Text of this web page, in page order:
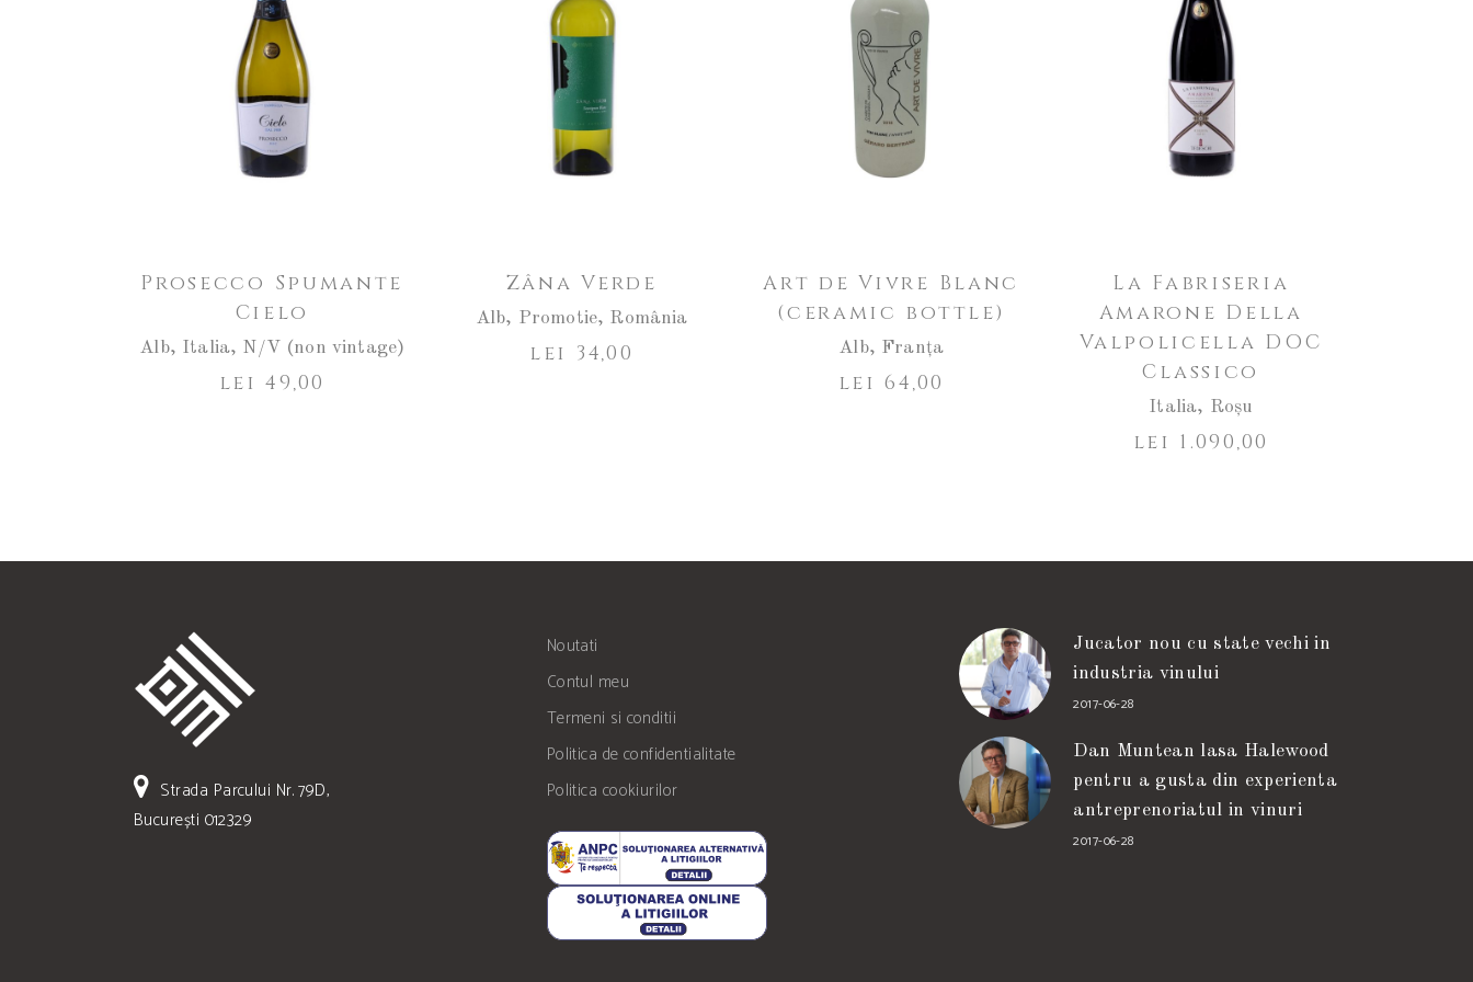
Prosecco Spumante
Cielo
Alb, Italia, N/V (non vintage)
lei 49,00
Zâna Verde
Alb, Promotie, România
lei 34,00
Art de Vivre Blanc
(ceramic bottle)
Alb, Franța
lei 64,00
La Fabriseria
Amarone Della
Valpolicella DOC
Classico
Italia, Roșu
lei 1.090,00
Strada Parcului Nr. 79D,
București 012329
Noutati
Contul meu
Termeni si conditii
Politica de confidentialitate
Politica cookiurilor
Jucator nou cu state vechi in
industria vinului
2017-06-28
Dan Muntean lasa Halewood
pentru a gusta din experienta
antreprenoriatul in vinuri
2017-06-28